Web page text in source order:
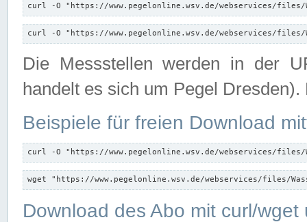
curl -O "https://www.pegelonline.wsv.de/webservices/files/
curl -O "https://www.pegelonline.wsv.de/webservices/files/
Die Messstellen werden in der
handelt es sich um Pegel
Beispiele für freien Download
curl -O "https://www.pegelonline.wsv.de/webservices/files/
wget "https://www.pegelonline.wsv.de/webservices/files/
Download des Abo mit curl/